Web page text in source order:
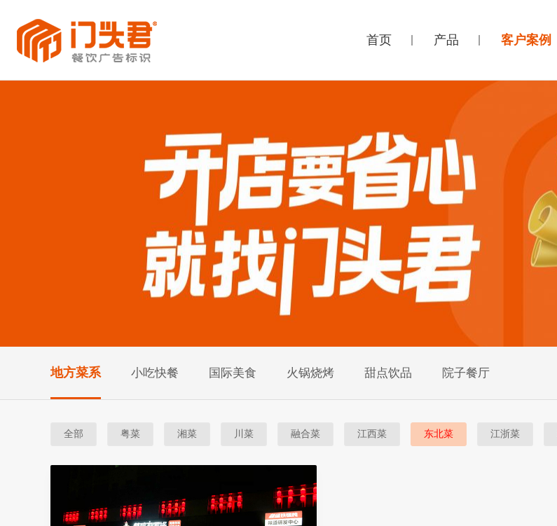
首页 产品 客户案例
地方菜系 小吃快餐 国际美食 火锅烧烤 甜点饮品 院子餐厅
全部 粤菜 湘菜 川菜 融合菜 江西菜 东北菜 江浙菜